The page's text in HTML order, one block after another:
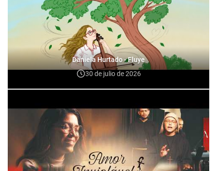
Daniela Hurtado - Fluye
30 de julio de 2026